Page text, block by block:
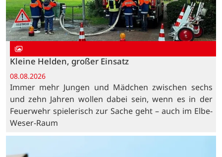
Kleine Helden, großer Einsatz
08.08.2026
Immer mehr Jungen und Mädchen zwischen sechs
und zehn Jahren wollen dabei sein, wenn es in der
Feuerwehr spielerisch zur Sache geht – auch im Elbe-
Weser-Raum